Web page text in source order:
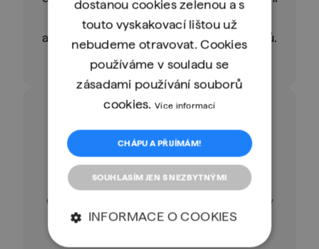
AI nástroj pro diagnostiku dovedností
a mapování uvažování vývojářských týmů.
Filip Holec
Co-founder & Tech Lead v ENGETU a Nuomy
Filip propojuje svět etického hackingu,
dostanou cookies zelenou a s
touto vyskakovací lištou už
nebudeme otravovat. Cookies
používáme v souladu se
zásadami používání souborů
cookies.Více informací
CHÁPU A PŘIJÍMÁM!
SOUHLASÍM JEN S NEZBYTNÝMI
INFORMACE O COOKIES